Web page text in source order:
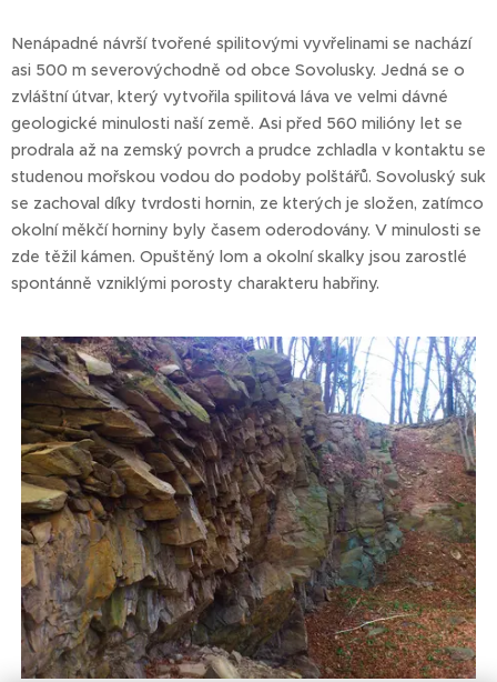
Nenápadné návrší tvořené spilitovými vyvřelinami se nachází
asi 500 m severovýchodně od obce Sovolusky. Jedná se o
zvláštní útvar, který vytvořila spilitová láva ve velmi dávné
geologické minulosti naší země. Asi před 560 milióny let se
prodrala až na zemský povrch a prudce zchladla v kontaktu se
studenou mořskou vodou do podoby polštářů. Sovoluský suk
se zachoval díky tvrdosti hornin, ze kterých je složen, zatímco
okolní měkčí horniny byly časem oderodovány. V minulosti se
zde těžil kámen. Opuštěný lom a okolní skalky jsou zarostlé
spontánně vzniklými porosty charakteru habřiny.